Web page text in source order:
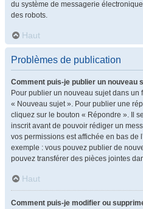
du système de messagerie
des robots.
Haut
Problèmes de publication
Comment puis-je publier un nouveau
Pour publier un nouveau sujet dans un
« Nouveau sujet ». Pour publier une
cliquez sur le bouton « Répondre ». Il
inscrit avant de pouvoir rédiger un
vos permissions est affichée en bas de
exemple : vous pouvez publier de
pouvez transférer des pièces jointes
Haut
Comment puis-je modifier ou